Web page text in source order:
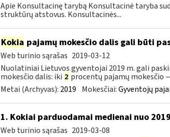
Apie Konsultacinę tarybą Konsultacinė taryba
struktūrų atstovus. Konsultacinės...
Kokia pajamų mokesčio dalis gali būti
Web turinio sąrašas 2019-03-12
Nuolatiniai Lietuvos gyventojai 2019 m. gali
mokesčio dalis: iki 2 procentų pajamų mokesčio
Metai (Archyvas): 2019 Mokesčiai:Gyventojų
1. Kokiai parduodamai medienai nuo
Web turinio sąrašas 2019-03-08